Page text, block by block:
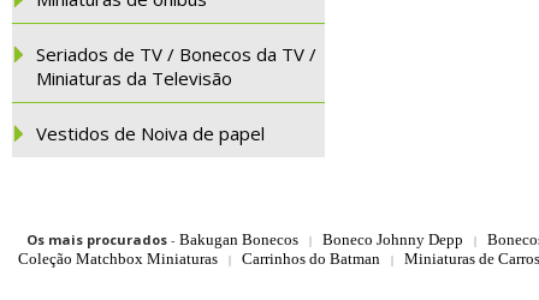
Seriados de TV / Bonecos da TV /
Miniaturas da Televisão
Vestidos de Noiva de papel
Os mais procurados- Bakugan Bonecos | Boneco Johnny Depp |
Coleção Matchbox Miniaturas
| Carrinhos do Batman | Miniaturas de